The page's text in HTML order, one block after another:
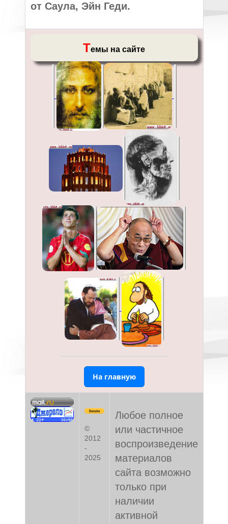
от Саула, Эйн Геди.
Темы на сайте
На главную
©
2012
-
2025
Любое полное
или частичное
воспроизведение
материалов
сайта возможно
только при
наличии
активной